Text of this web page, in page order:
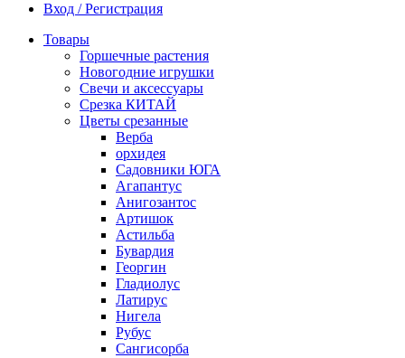
Вход / Регистрация
Товары
Горшечные растения
Новогодние игрушки
Свечи и аксессуары
Срезка КИТАЙ
Цветы срезанные
Верба
орхидея
Садовники ЮГА
Агапантус
Анигозантос
Артишок
Астильба
Бувардия
Георгин
Гладиолус
Латирус
Нигела
Рубус
Сангисорба